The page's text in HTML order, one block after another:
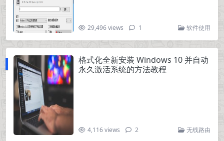
29,496 views 1 软件使用
格式化全新安装 Windows 10 并自动
永久激活系统的方法教程
4,116 views 2 无线路由